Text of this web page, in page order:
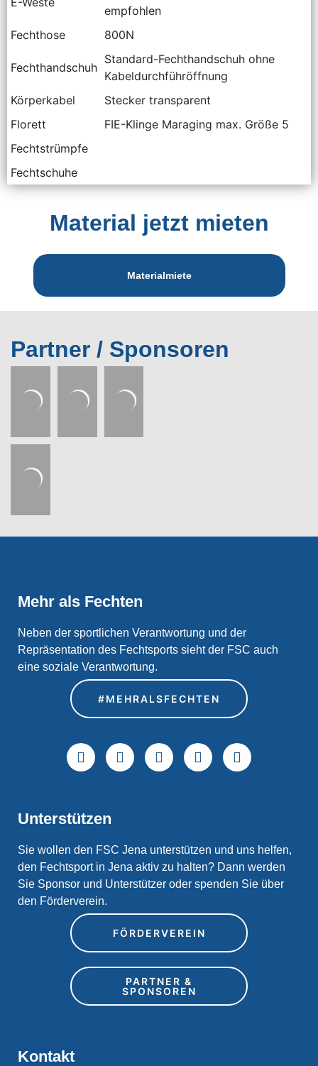
empfohlen
Fechthose
800N
Fechthandschuh
Standard-Fechthandschuh ohne
Kabeldurchführöffnung
Körperkabel
Stecker transparent
Florett
FIE-Klinge Maraging max. Größe 5
Fechtstrümpfe
Fechtschuhe
Material jetzt mieten
Materialmiete
Partner / Sponsoren
Mehr als Fechten
Neben der sportlichen Verantwortung und der
Repräsentation des Fechtsports sieht der FSC auch
eine soziale Verantwortung.
#MEHRALSFECHTEN
Unterstützen
Sie wollen den FSC Jena unterstützen und uns helfen,
den Fechtsport in Jena aktiv zu halten? Dann werden
Sie Sponsor und Unterstützer oder spenden Sie über
den Förderverein.
FÖRDERVEREIN
PARTNER &
SPONSOREN
Kontakt